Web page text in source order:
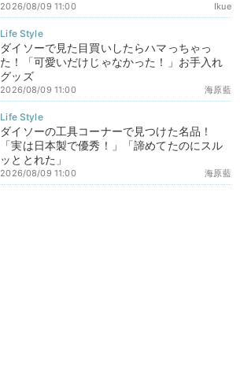
Ikue
2026/08/09 11:00
ダイソーで見た目買いしたらハマっちゃっ
た！「可愛いだけじゃなかった！」お手入れ
グッズ
海原藍
2026/08/09 11:00
ダイソーの工具コーナーで見つけた名品！
「実は日本製で優秀！」「諦めてたのにスル
ッととれた」
海原藍
2026/08/09 11:00